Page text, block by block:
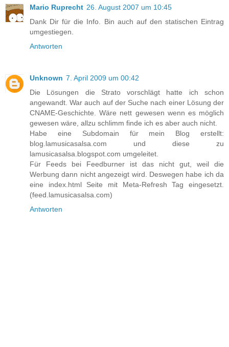
Mario Ruprecht 26. August 2007 um 10:45
Dank Dir für die Info. Bin auch auf den statischen Eintrag
umgestiegen.
Antworten
Unknown 7. April 2009 um 00:42
Die Lösungen die Strato vorschlägt hatte ich schon
angewandt. War auch auf der Suche nach einer Lösung der
CNAME-Geschichte. Wäre nett gewesen wenn es möglich
gewesen wäre, allzu schlimm finde ich es aber auch nicht.
Habe eine Subdomain für mein Blog erstellt:
blog.lamusicasalsa.com und diese zu
lamusicasalsa.blogspot.com umgeleitet.
Für Feeds bei Feedburner ist das nicht gut, weil die
Werbung dann nicht angezeigt wird. Deswegen habe ich da
eine index.html Seite mit Meta-Refresh Tag eingesetzt.
(feed.lamusicasalsa.com)
Antworten